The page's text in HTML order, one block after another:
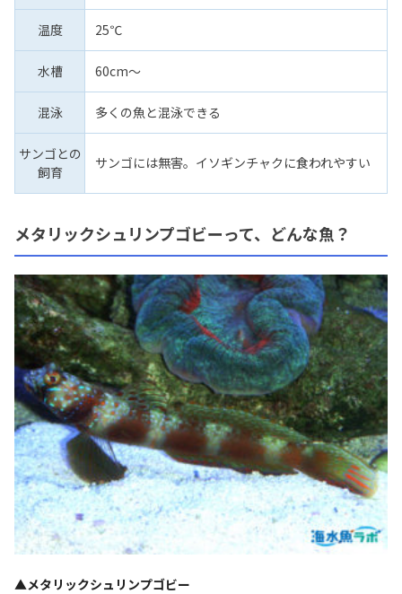
温度 25℃
水槽 60cm～
混泳 多くの魚と混泳できる
サンゴとの
飼育
サンゴには無害。イソギンチャクに食われやすい
メタリックシュリンプゴビーって、どんな魚？
▲メタリックシュリンプゴビー